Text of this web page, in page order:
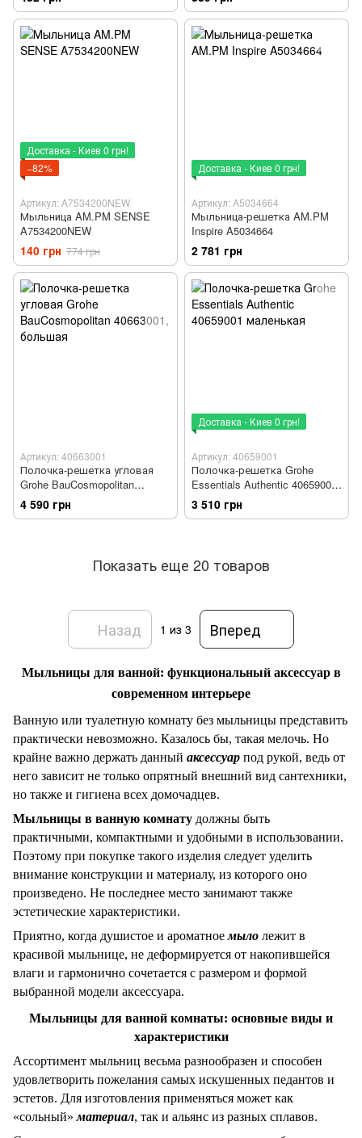
Доставка - Киев 0 грн!
−82%
Артикул: A7534200NEW
Мыльница AM.PM SENSE
A7534200NEW
140 грн 774 грн
Доставка - Киев 0 грн!
Артикул: A5034664
Мыльница-решетка AM.PM
Inspire A5034664
2 781 грн
Артикул: 40663001
Полочка-решетка угловая
Grohe BauCosmopolitan
40663001, большая
4 590 грн
Доставка - Киев 0 грн!
Артикул: 40659001
Полочка-решетка Grohe
Essentials Authentic 40659001
маленькая
3 510 грн
Показать еще 20 товаров
Назад 1 из 3 Вперед
Мыльницы для ванной: функциональный аксессуар в
современном интерьере
Ванную или туалетную комнату без мыльницы представить
практически невозможно. Казалось бы, такая мелочь. Но
крайне важно держать данный аксессуар под рукой, ведь от
него зависит не только опрятный внешний вид сантехники,
но также и гигиена всех домочадцев.
Мыльницы в ванную комнату должны быть
практичными, компактными и удобными в использовании.
Поэтому при покупке такого изделия следует уделить
внимание конструкции и материалу, из которого оно
произведено. Не последнее место занимают также
эстетические характеристики.
Приятно, когда душистое и ароматноемыло лежит в
красивой мыльнице, не деформируется от накопившейся
влаги и гармонично сочетается с размером и формой
выбранной модели аксессуара.
Мыльницы для ванной комнаты: основные виды и
характеристики
Ассортимент мыльниц весьма разнообразен и способен
удовлетворить пожелания самых искушенных педантов и
эстетов. Для изготовления применяться может как
«сольный»материал, так и альянс из разных сплавов.